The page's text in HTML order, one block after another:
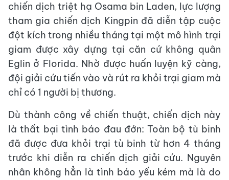
chiến dịch triệt hạ Osama bin Laden, lực lượng
tham gia chiến dịch Kingpin đã diễn tập cuộc
đột kích trong nhiều tháng tại một mô hình trại
giam được xây dựng tại căn cứ không quân
Eglin ở Florida. Nhờ được huấn luyện kỹ càng,
đội giải cứu tiến vào và rút ra khỏi trại giam mà
chỉ có 1 người bị thương.
Dù thành công về chiến thuật, chiến dịch này
là thất bại tình báo đau đớn: Toàn bộ tù binh
đã được đưa khỏi trại tù binh từ hơn 4 tháng
trước khi diễn ra chiến dịch giải cứu. Nguyên
nhân không hẳn là tình báo yếu kém mà là do